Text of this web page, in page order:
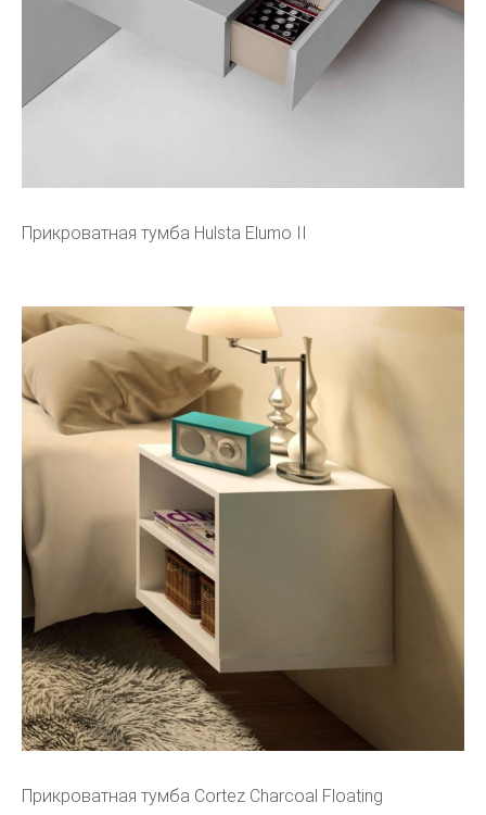
Прикроватная тумба Hulsta Elumo II
Прикроватная тумба Cortez Charcoal Floating